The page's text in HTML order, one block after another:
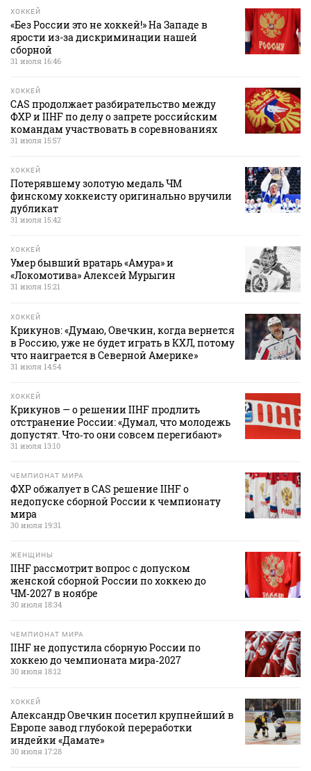
ХОККЕЙ
«Без России это не хоккей!» На Западе в
ярости из-за дискриминации нашей
сборной
31 июля 16:46
ХОККЕЙ
CAS продолжает разбирательство между
ФХР и IIHF по делу о запрете российским
командам участвовать в соревнованиях
31 июля 15:57
ХОККЕЙ
Потерявшему золотую медаль ЧМ
финскому хоккеисту оригинально вручили
дубликат
31 июля 15:42
ХОККЕЙ
Умер бывший вратарь «Амура» и
«Локомотива» Алексей Мурыгин
31 июля 15:21
ХОККЕЙ
Крикунов: «Думаю, Овечкин, когда вернется
в Россию, уже не будет играть в КХЛ, потому
что наиграется в Северной Америке»
31 июля 14:54
ХОККЕЙ
Крикунов — о решении IIHF продлить
отстранение России: «Думал, что молодежь
допустят. Что‑то они совсем перегибают»
31 июля 13:10
ЧЕМПИОНАТ МИРА
ФХР обжалует в CAS решение IIHF о
недопуске сборной России к чемпионату
мира
30 июля 19:31
ЖЕНЩИНЫ
IIHF рассмотрит вопрос с допуском
женской сборной России по хоккею до
ЧМ‑2027 в ноябре
30 июля 18:34
ЧЕМПИОНАТ МИРА
IIHF не допустила сборную России по
хоккею до чемпионата мира‑2027
30 июля 18:12
ХОККЕЙ
Александр Овечкин посетил крупнейший в
Европе завод глубокой переработки
индейки «Дамате»
30 июля 17:28